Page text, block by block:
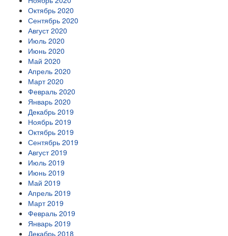
Октябрь 2020
Сентябрь 2020
Август 2020
Июль 2020
Июнь 2020
Май 2020
Апрель 2020
Март 2020
Февраль 2020
Январь 2020
Декабрь 2019
Ноябрь 2019
Октябрь 2019
Сентябрь 2019
Август 2019
Июль 2019
Июнь 2019
Май 2019
Апрель 2019
Март 2019
Февраль 2019
Январь 2019
Декабрь 2018